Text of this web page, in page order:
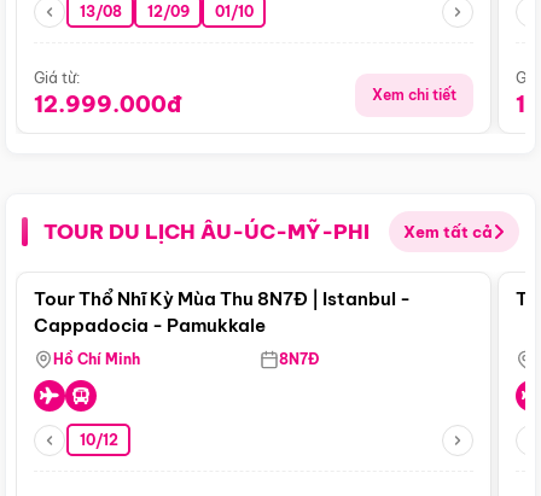
13/08 12/09 01/10
Giá từ:
12.999.000đ Xem chi tiết
TOUR DU LỊCH ÂU-ÚC-MỸ-PHI Xem tất cả
Điểm nổi bật
Tour Thổ Nhĩ Kỳ Mùa Thu 8N7Đ | Istanbul -
Cappadocia - Pamukkale
Hồ Chí Minh 8N7Đ
10/12